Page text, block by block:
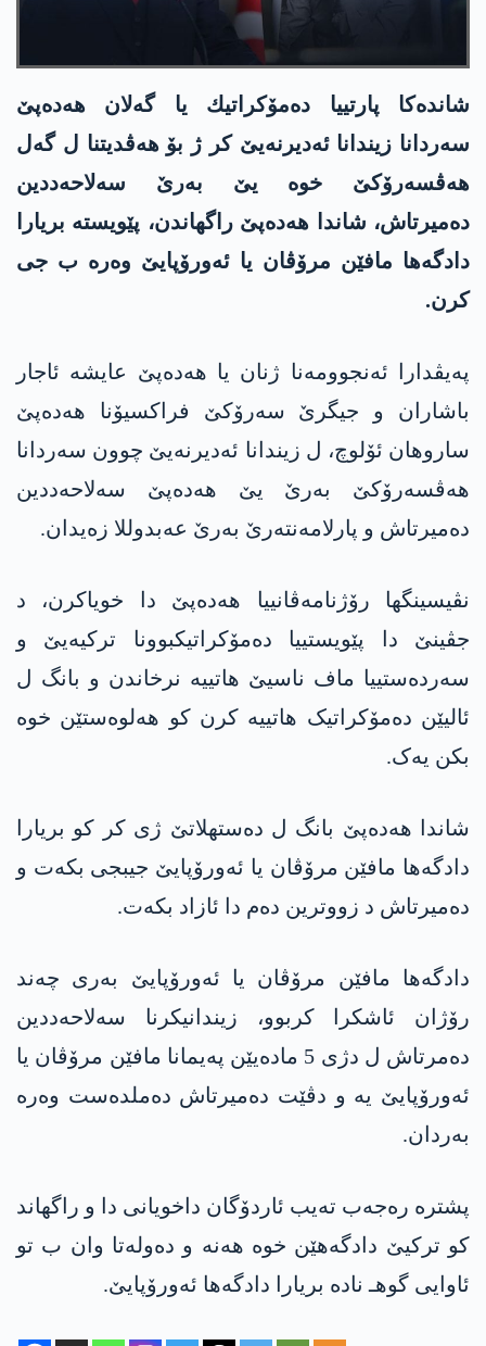
شاندەکا پارتییا ده‌مۆكراتیك یا گه‌لان هه‌ده‌پێ
سه‌ردانا زیندانا ئه‌دیرنه‌یێ كر ژ بۆ هه‌ڤدیتنا ل گه‌ل
هه‌ڤسه‌رۆكێ خوه‌ یێ به‌رێ سه‌لاحه‌ددین
ده‌میرتاش، شاندا هه‌ده‌پێ راگهاندن، پێویسته‌ بریارا
دادگه‌ها مافێن مرۆڤان یا ئه‌ورۆپایێ وه‌ره‌ ب جی
كرن.
پەیڤدارا ئه‌نجوومه‌نا ژنان یا هه‌ده‌پێ عایشه‌ ئاجار
باشاران و جیگرێ سەرۆکێ فراکسیۆنا هه‌ده‌پێ
ساروھان ئۆلوچ، ل زیندانا ئەدیرنەیێ چوون سەردانا
ھەڤسەرۆکێ بەرێ یێ هه‌ده‌پێ سه‌لاحه‌ددین
دەمیرتاش و پارلامەنتەرێ بەرێ عه‌بدوللا زەیدان.
نڤیسینگھا رۆژنامەڤانییا هه‌ده‌پێ دا خویاکرن، د
جڤینێ دا پێویستییا دەمۆکراتیکبوونا ترکیەیێ و
سەردەستییا ماف ناسیێ ھاتییە نرخاندن و بانگ ل
ئالیێن دەمۆکراتیک ھاتییە کرن کو ھەلوەستێن خوە
بکن یەک.
شاندا هه‌ده‌پێ بانگ ل دەستھلاتێ ژی كر کو بریارا
دادگەھا مافێن مرۆڤان یا ئەورۆپایێ جیبجی بکەت و
دەمیرتاش د زووترین دەم دا ئازاد بكه‌ت.
دادگەھا مافێن مرۆڤان یا ئەورۆپایێ بەری چەند
رۆژان ئاشكرا کربوو، زیندانیکرنا سه‌لاحه‌ددین
دەمرتاش ل دژی 5 مادەیێن پەیمانا مافێن مرۆڤان یا
ئەورۆپایێ یە و دڤێت دەمیرتاش دەملدەست وەرە
بەردان.
پشتره‌ ره‌جه‌ب ته‌یب ئاردۆگان داخویانی دا و راگهاند
كو تركیێ دادگه‌هێن خوه‌ هه‌نه‌ و ده‌وله‌تا وان ب تو
ئاوایی گوهـ ناده‌ بریارا دادگه‌ها ئه‌ورۆپایێ.